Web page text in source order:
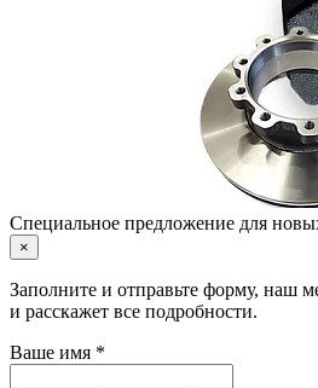
Специальное предложение для
×
Заполните и отправьте форму, наш
и расскажет все подробности.
Ваше имя *